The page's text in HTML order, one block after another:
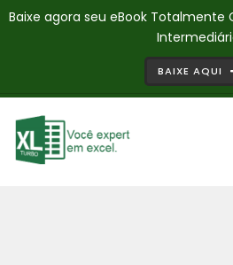
Baixe agora seu eBook Totalmente
BAIXE AQUI